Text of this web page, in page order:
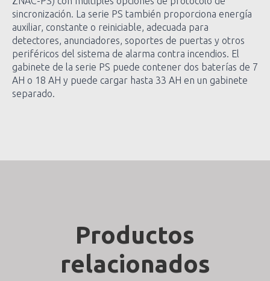
sincronización. La serie PS también proporciona energía
auxiliar, constante o reiniciable, adecuada para
detectores, anunciadores, soportes de puertas y otros
periféricos del sistema de alarma contra incendios. El
gabinete de la serie PS puede contener dos baterías de 7
AH o 18 AH y puede cargar hasta 33 AH en un gabinete
separado.
Productos
relacionados